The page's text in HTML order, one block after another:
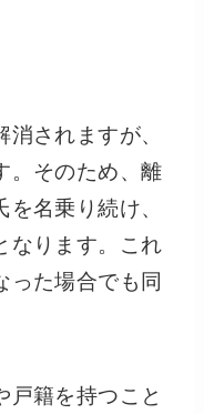
されますが、
そのため、離
名乗り続け、
ります。
これ
った場合でも同
戸籍を持つこと